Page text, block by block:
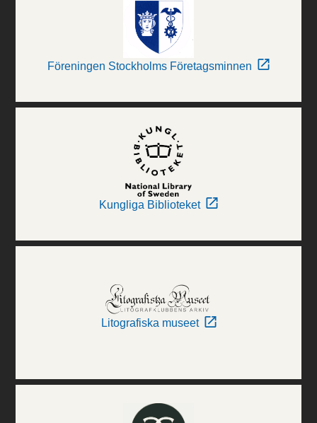
Föreningen Stockholms Företagsminnen
Kungliga Biblioteket
Litografiska museet